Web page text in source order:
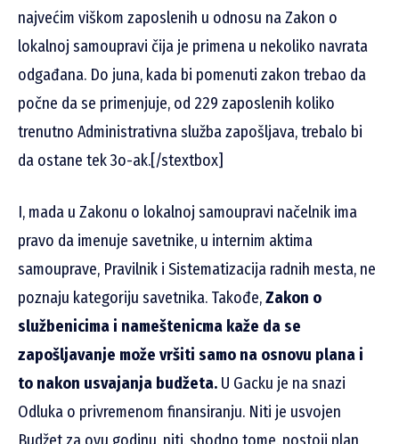
najvećim viškom zaposlenih u odnosu na Zakon o
lokalnoj samoupravi čija je primena u nekoliko navrata
odgađana. Do juna, kada bi pomenuti zakon trebao da
počne da se primenjuje, od 229 zaposlenih koliko
trenutno Administrativna služba zapošljava, trebalo bi
da ostane tek 3o-ak.[/stextbox]
I, mada u Zakonu o lokalnoj samoupravi načelnik ima
pravo da imenuje savetnike, u internim aktima
samouprave, Pravilnik i Sistematizacija radnih mesta, ne
poznaju kategoriju savetnika. Takođe,Zakon o
službenicima i nameštenicma kaže da se
zapošljavanje može vršiti samo na osnovu plana i
to nakon usvajanja budžeta. U Gacku je na snazi
Odluka o privremenom finansiranju. Niti je usvojen